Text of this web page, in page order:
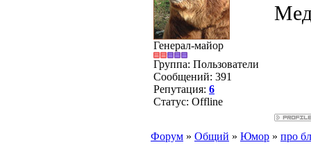
Генерал-майор
Группа: Пользователи
Сообщений: 391
Репутация: 6
Статус: Offline
Форум » Общий » Юмор » про